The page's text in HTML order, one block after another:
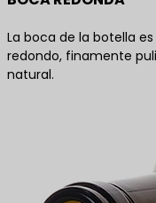
La boca de la botella es
redondo, finamente
natural.